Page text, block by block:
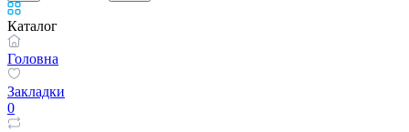
Каталог
Головна
Закладки
0